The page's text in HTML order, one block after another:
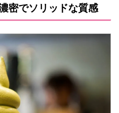
密でソリッドな質感